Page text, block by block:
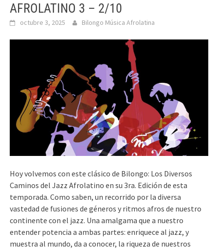
AFROLATINO 3 – 2/10
octubre 3, 2025 Bilongo Música Afrolatina
Hoy volvemos con este clásico de Bilongo: Los Diversos
Caminos del Jazz Afrolatino en su 3ra. Edición de esta
temporada. Como saben, un recorrido por la diversa
vastedad de fusiones de géneros y ritmos afros de nuestro
continente con el jazz. Una amalgama que a nuestro
entender potencia a ambas partes: enriquece al jazz, y
muestra al mundo, da a conocer, la riqueza de nuestros